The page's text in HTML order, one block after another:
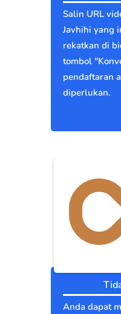
Salin URL
Javhihi yang
rekatkan di
tombol
pendaftaran
diperlukan.
Anda dapat